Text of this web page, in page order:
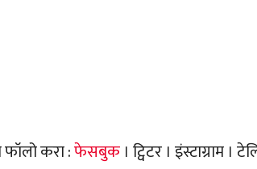
करा :फेसबुक । ट्विटर । इंस्टाग्राम ।